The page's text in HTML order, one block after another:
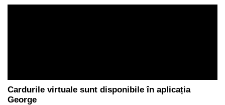
Cardurile virtuale sunt disponibile în aplicația
George